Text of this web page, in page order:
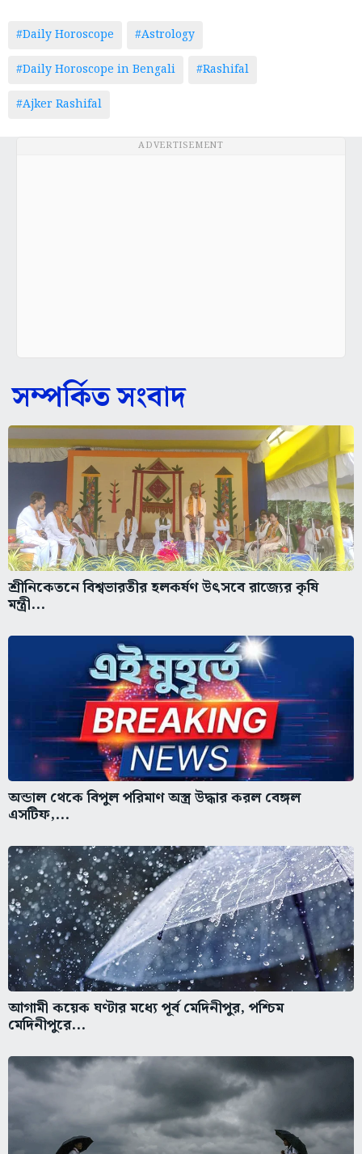
#Daily Horoscope
#Astrology
#Daily Horoscope in Bengali
#Rashifal
#Ajker Rashifal
ADVERTISEMENT
সম্পর্কিত সংবাদ
শ্রীনিকেতনে বিশ্বভারতীর হলকর্ষণ উৎসবে রাজ্যের কৃষি
মন্ত্রী...
অন্ডাল থেকে বিপুল পরিমাণ অস্ত্র উদ্ধার করল বেঙ্গল
এসটিফ,...
আগামী কয়েক ঘণ্টার মধ্যে পূর্ব মেদিনীপুর, পশ্চিম
মেদিনীপুরে...